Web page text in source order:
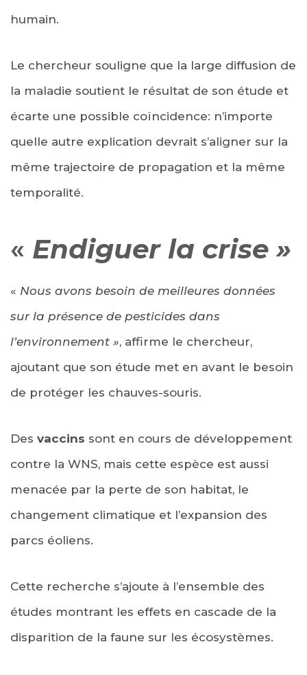
humain.
Le chercheur souligne que la large diffusion de
la maladie soutient le résultat de son étude et
écarte une possible coïncidence: n’importe
quelle autre explication devrait s’aligner sur la
même trajectoire de propagation et la même
temporalité.
« Endiguer la crise »
« Nous avons besoin de meilleures données
sur la présence de pesticides dans
l’environnement », affirme le chercheur,
ajoutant que son étude met en avant le besoin
de protéger les chauves-souris.
Des vaccins sont en cours de développement
contre la WNS, mais cette espèce est aussi
menacée par la perte de son habitat, le
changement climatique et l’expansion des
parcs éoliens.
Cette recherche s’ajoute à l’ensemble des
études montrant les effets en cascade de la
disparition de la faune sur les écosystèmes.